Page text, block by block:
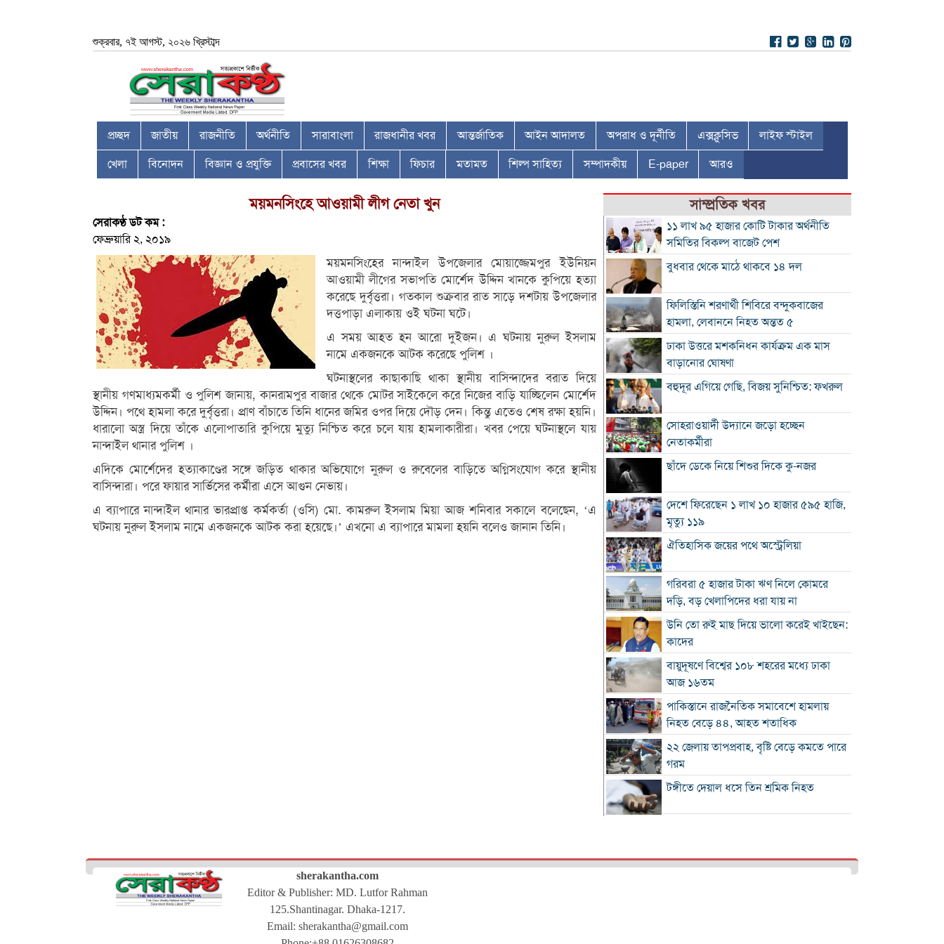
শুক্রবার, ৭ই আগস্ট, ২০২৬ খ্রিস্টাব্দ
প্রচ্ছদ জাতীয় রাজনীতি অর্থনীতি সারাবাংলা রাজধানীর খবর আন্তর্জাতিক আইন আদালত অপরাধ ও দূর্নীতি এক্সক্লুসিভ লাইফ স্টাইল
খেলা বিনোদন বিজ্ঞান ও প্রযুক্তি প্রবাসের খবর শিক্ষা ফিচার মতামত শিল্প সাহিত্য সম্পাদকীয় E-paper আরও
ময়মনসিংহে আওয়ামী লীগ নেতা খুন
সেরাকণ্ঠ ডট কম :
ফেব্রুয়ারি ২, ২০১৯
ময়মনসিংহের নান্দাইল উপজেলার মোয়াজ্জেমপুর ইউনিয়ন
আওয়ামী লীগের সভাপতি মোর্শেদ উদ্দিন খানকে কুপিয়ে হত্যা
করেছে দুর্বৃত্তরা। গতকাল শুক্রবার রাত সাড়ে দশটায় উপজেলার
দত্তপাড়া এলাকায় ওই ঘটনা ঘটে।
এ সময় আহত হন আরো দুইজন। এ ঘটনায় নুরুল ইসলাম
নামে একজনকে আটক করেছে পুলিশ ।
ঘটনাস্থলের কাছাকাছি থাকা স্থানীয় বাসিন্দাদের বরাত দিয়ে
স্থানীয় গণমাধ্যমকর্মী ও পুলিশ জানায়, কানরামপুর বাজার থেকে মোটর সাইকেলে করে নিজের বাড়ি যাচ্ছিলেন মোর্শেদ
উদ্দিন। পথে হামলা করে দুর্বৃত্তরা। প্রাণ বাঁচাতে তিনি ধানের জমির ওপর দিয়ে দৌড় দেন। কিন্তু এতেও শেষ রক্ষা হয়নি।
ধারালো অস্ত্র দিয়ে তাঁকে এলোপাতারি কুপিয়ে মুত্যু নিশ্চিত করে চলে যায় হামলাকারীরা। খবর পেয়ে ঘটনাস্থলে যায়
নান্দাইল থানার পুলিশ ।
এদিকে মোর্শেদের হত্যাকাণ্ডের সঙ্গে জড়িত থাকার অভিযোগে নুরুল ও রুবেলের বাড়িতে অগ্নিসংযোগ করে স্থানীয়
বাসিন্দারা। পরে ফায়ার সার্ভিসের কর্মীরা এসে আগুন নেভায়।
এ ব্যাপারে নান্দাইল থানার ভারপ্রাপ্ত কর্মকর্তা (ওসি) মো. কামরুল ইসলাম মিয়া আজ শনিবার সকালে বলেছেন, ‘এ
ঘটনায় নুরুল ইসলাম নামে একজনকে আটক করা হয়েছে।’ এখনো এ ব্যাপারে মামলা হয়নি বলেও জানান তিনি।
সাম্প্রতিক খবর
১১ লাখ ৯৫ হাজার কোটি টাকার অর্থনীতি
সমিতির বিকল্প বাজেট পেশ
বুধবার থেকে মাঠে থাকবে ১৪ দল
ফিলিস্তিনি শরণার্থী শিবিরে বন্দুকবাজের
হামলা, লেবাননে নিহত অন্তত ৫
ঢাকা উত্তরে মশকনিধন কার্যক্রম এক মাস
বাড়ানোর ঘোষণা
বহুদূর এগিয়ে গেছি, বিজয় সুনিশ্চিত: ফখরুল
সোহরাওয়ার্দী উদ্যানে জড়ো হচ্ছেন
নেতাকর্মীরা
ছাঁদে ডেকে নিয়ে শিশুর দিকে কু-নজর
দেশে ফিরেছেন ১ লাখ ১০ হাজার ৫৯৫ হাজি,
মৃত্যু ১১৯
ঐতিহাসিক জয়ের পথে অস্ট্রেলিয়া
গরিবরা ৫ হাজার টাকা ঋণ নিলে কোমরে
দড়ি, বড় খেলাপিদের ধরা যায় না
উনি তো রুই মাছ দিয়ে ভালো করেই খাইছেন:
কাদের
বায়ুদূষণে বিশ্বের ১০৮ শহরের মধ্যে ঢাকা
আজ ১৬তম
পাকিস্তানে রাজনৈতিক সমাবেশে হামলায়
নিহত বেড়ে ৪৪, আহত শতাধিক
২২ জেলায় তাপপ্রবাহ, বৃষ্টি বেড়ে কমতে পারে
গরম
টঙ্গীতে দেয়াল ধসে তিন শ্রমিক নিহত
গলে যাওয়া হিমবাহ থেকে মিলল ৩৭ বছর
sherakantha.com
Editor & Publisher: MD. Lutfor Rahman
125.Shantinagar. Dhaka-1217.
Email: sherakantha@gmail.com